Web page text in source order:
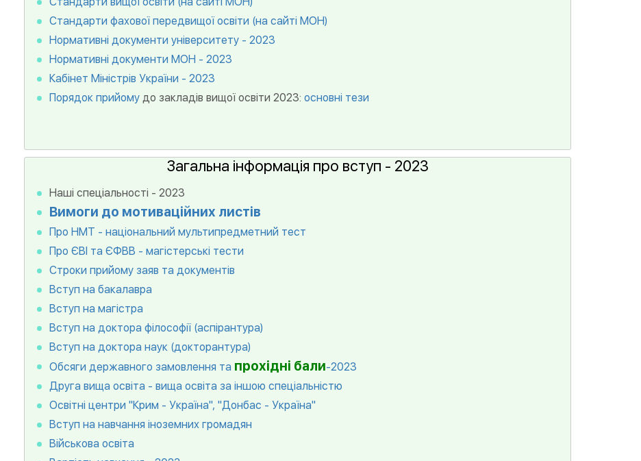
Стандарти фахової передвищої освіти (на сайті МОН)
Нормативні документи університету - 2023
Нормативні документи МОН - 2023
Кабінет Міністрів України - 2023
Порядок прийому до закладів вищої освіти 2023: основні тези
Загальна інформація про вступ - 2023
Наші спеціальності - 2023
Вимоги до мотиваційних листів
Про НМТ - національний мультипредметний тест
Про ЄВІ та ЄФВВ - магістерські тести
Строки прийому заяв та документів
Вступ на бакалавра
Вступ на магістра
Вступ на доктора філософії (аспірантура)
Вступ на доктора наук (докторантура)
Обсяги державного замовлення та прохідні бали-2023
Друга вища освіта - вища освіта за іншою спеціальністю
Освітні центри "Крим - Україна", "Донбас - Україна"
Вступ на навчання іноземних громадян
Військова освіта